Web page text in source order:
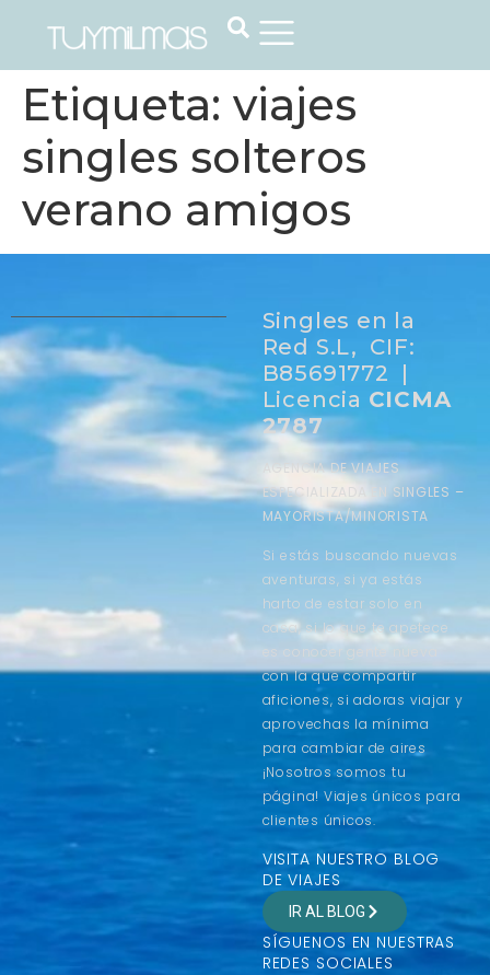
Etiqueta: viajes
singles solteros
verano amigos
Singles en la
Red S.L, CIF:
B85691772 |
Licencia CICMA
2787
AGENCIA DE VIAJES
ESPECIALIZADA EN SINGLES –
MAYORISTA/MINORISTA
Si estás buscando nuevas
aventuras, si ya estás
harto de estar solo en
casa, si lo que te apetece
es conocer gente nueva
con la que compartir
aficiones, si adoras viajar y
aprovechas la mínima
para cambiar de aires
¡Nosotros somos tu
página! Viajes únicos para
clientes únicos.
VISITA NUESTRO BLOG
DE VIAJES
IR AL BLOG
SÍGUENOS EN NUESTRAS
REDES SOCIALES